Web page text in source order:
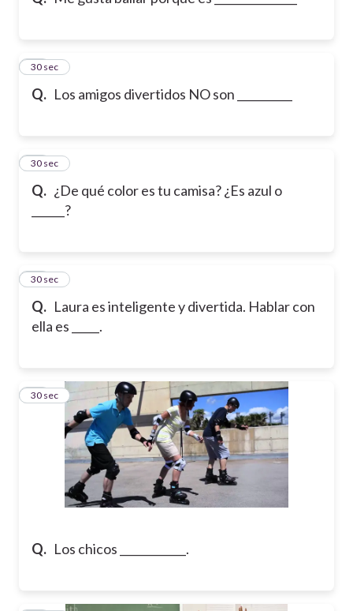
Q. Los amigos divertidos NO son __________
13
30 sec
Q. ¿De qué color es tu camisa? ¿Es azul o
______?
14
30 sec
Q. Laura es inteligente y divertida. Hablar con
ella es _____.
15
30 sec
Q. Los chicos ____________.
16
30 sec